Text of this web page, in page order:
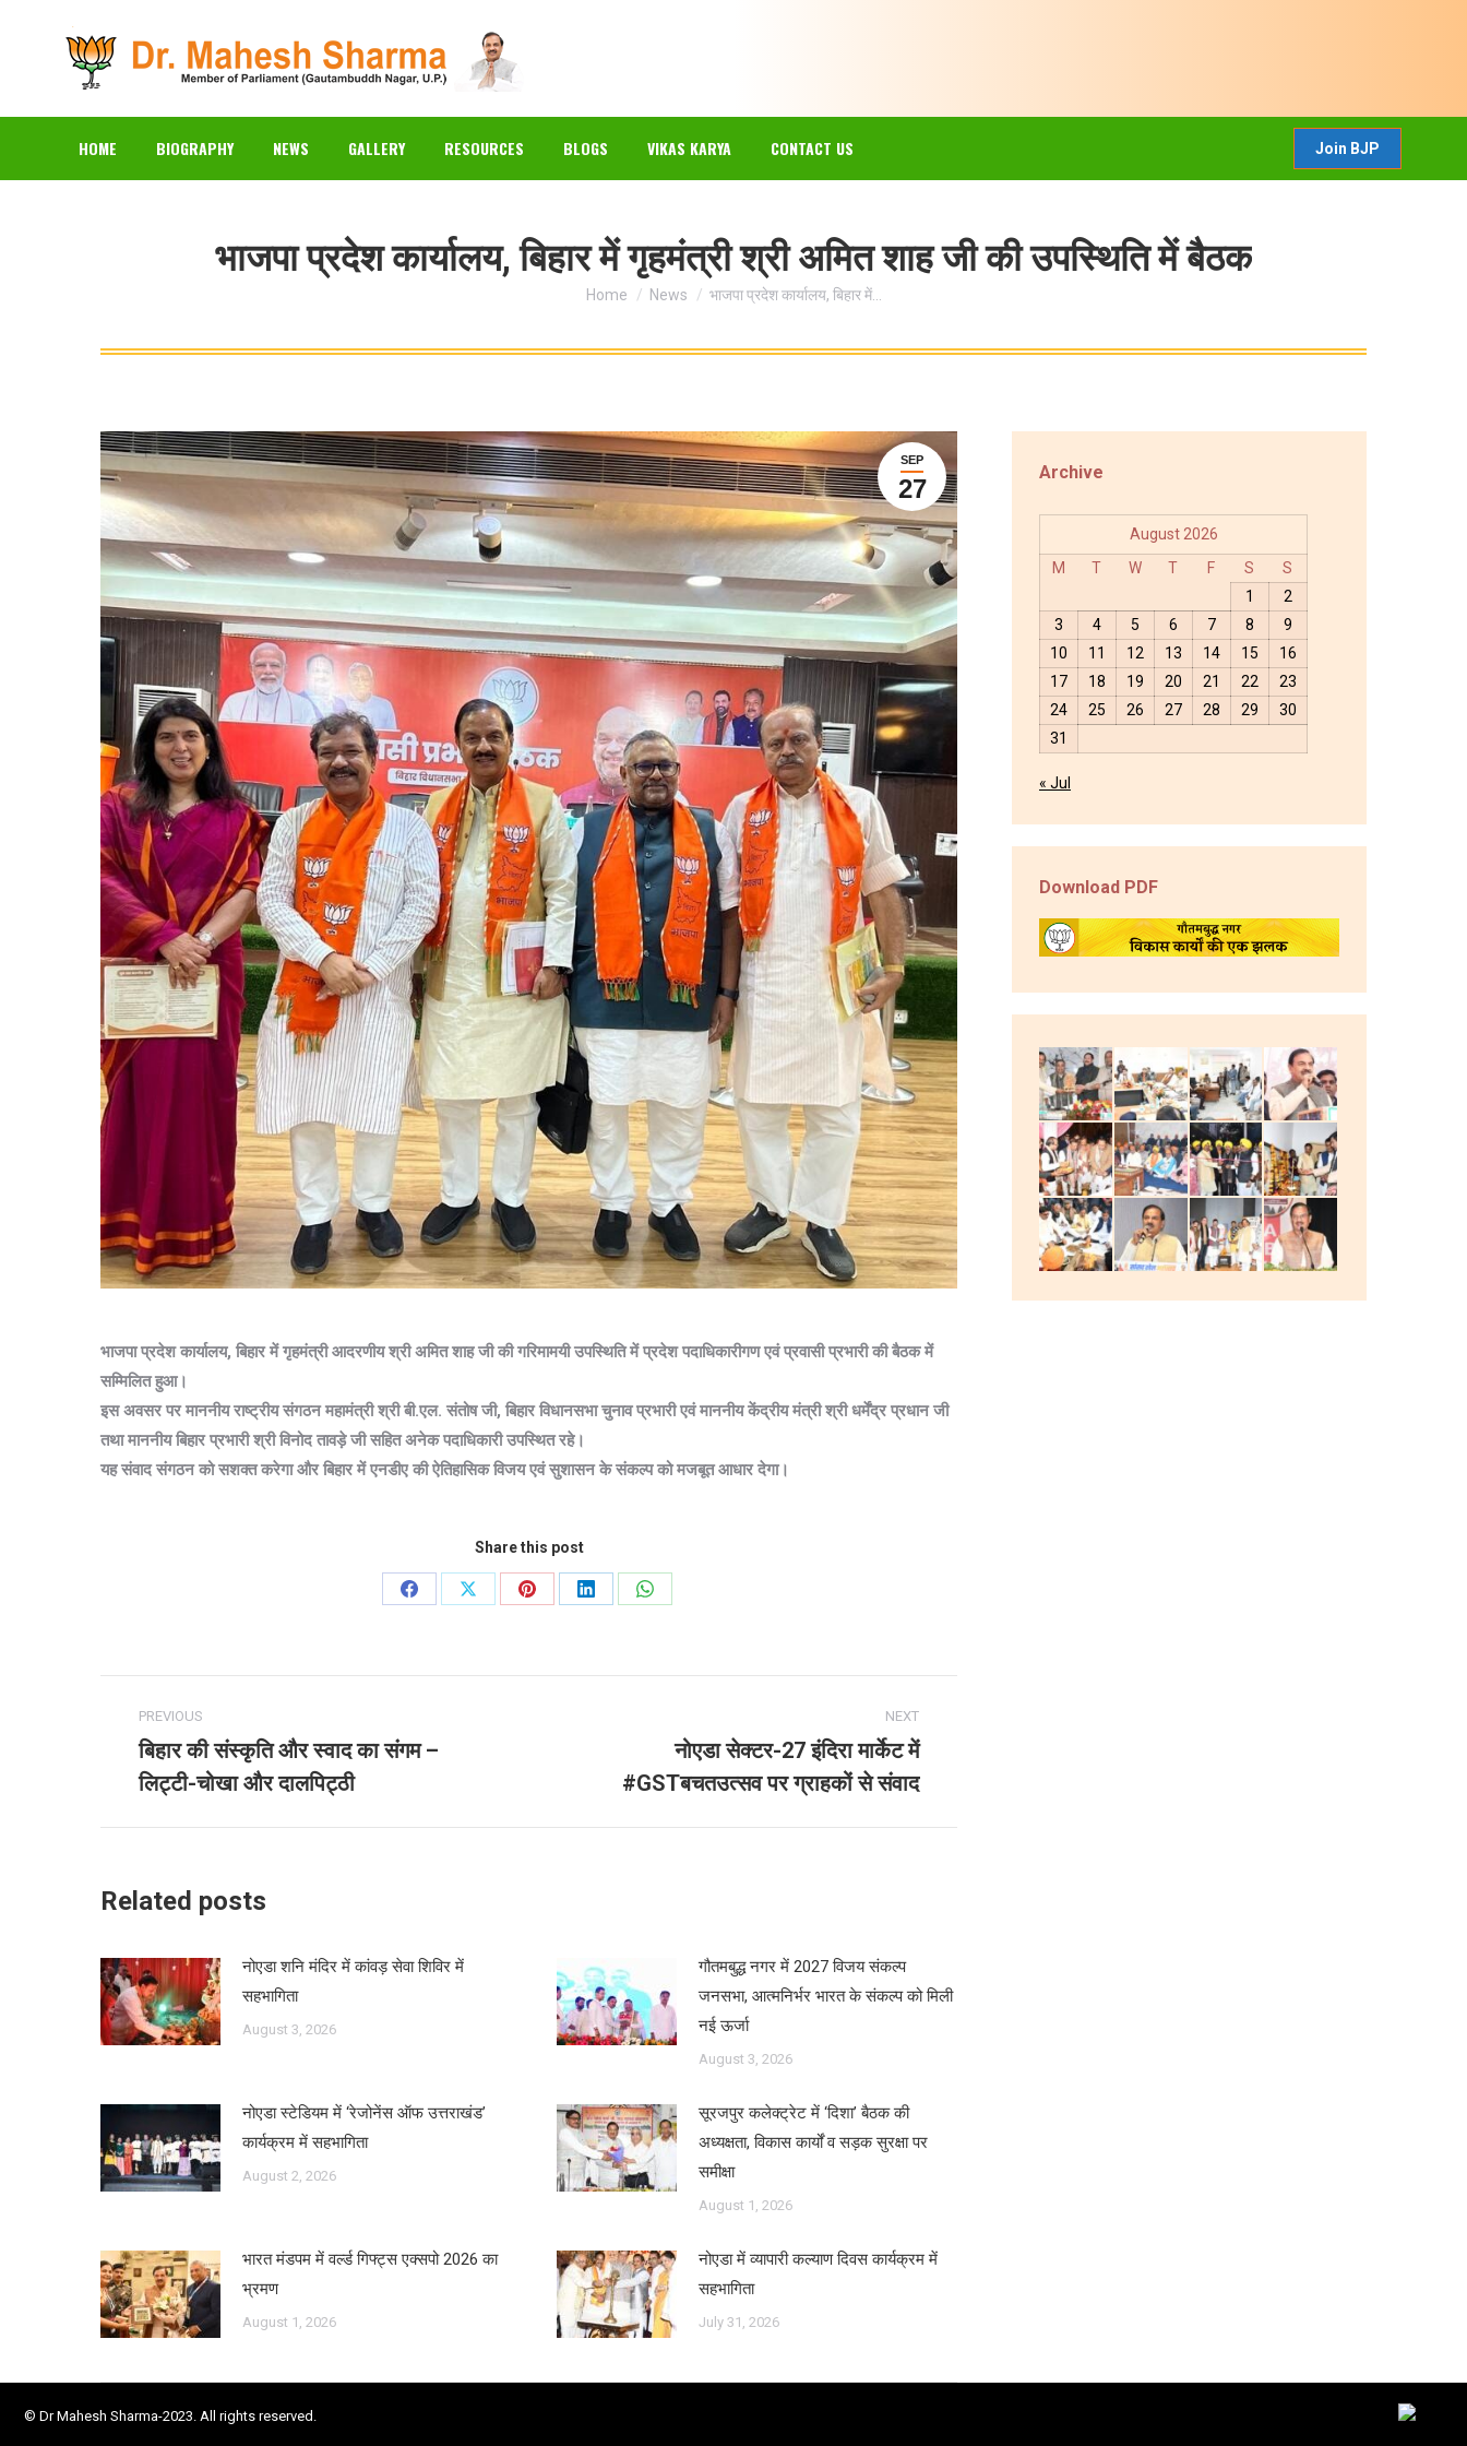
HOME BIOGRAPHY NEWS GALLERY RESOURCES BLOGS VIKAS KARYA CONTACT US Join BJP
भाजपा प्रदेश कार्यालय, बिहार में गृहमंत्री श्री अमित शाह जी की उपस्थिति में बैठक
You are here:
Home News भाजपा प्रदेश कार्यालय, बिहार में…
SEP
27
भाजपा प्रदेश कार्यालय, बिहार में गृहमंत्री आदरणीय श्री अमित शाह जी की गरिमामयी उपस्थिति में प्रदेश पदाधिकारीगण एवं प्रवासी प्रभारी की बैठक में
सम्मिलित हुआ।
इस अवसर पर माननीय राष्ट्रीय संगठन महामंत्री श्री बी.एल. संतोष जी, बिहार विधानसभा चुनाव प्रभारी एवं माननीय केंद्रीय मंत्री श्री धर्मेंद्र प्रधान जी
तथा माननीय बिहार प्रभारी श्री विनोद तावड़े जी सहित अनेक पदाधिकारी उपस्थित रहे।
यह संवाद संगठन को सशक्त करेगा और बिहार में एनडीए की ऐतिहासिक विजय एवं सुशासन के संकल्प को मजबूत आधार देगा।
Share this post
Share
Share
Share
Share
Share
navigation
PREVIOUS
Previous
post:
बिहार की संस्कृति और स्वाद का संगम –
लिट्टी-चोखा और दालपिट्ठी
NEXT
नोएडा सेक्टर-27 इंदिरा मार्केट में
#GSTबचतउत्सव पर ग्राहकों से संवाद
Related posts
नोएडा शनि मंदिर में कांवड़ सेवा शिविर में
सहभागिता
August 3, 2026
गौतमबुद्ध नगर में 2027 विजय संकल्प
जनसभा, आत्मनिर्भर भारत के संकल्प को मिली
नई ऊर्जा
August 3, 2026
नोएडा स्टेडियम में ‘रेजोनेंस ऑफ उत्तराखंड’
कार्यक्रम में सहभागिता
August 2, 2026
सूरजपुर कलेक्ट्रेट में ‘दिशा’ बैठक की
अध्यक्षता, विकास कार्यों व सड़क सुरक्षा पर
समीक्षा
August 1, 2026
भारत मंडपम में वर्ल्ड गिफ्ट्स एक्सपो 2026 का
भ्रमण
August 1, 2026
नोएडा में व्यापारी कल्याण दिवस कार्यक्रम में
सहभागिता
July 31, 2026
Archive
August 2026
M
T W T F S
S
1
2
3
4 5 6 7 8
9
10
11 12 13 14 15
16
17
18 19 20 21 22
23
24
25 26 27 28 29
30
31
« Jul
Download PDF
© Dr Mahesh Sharma-2023. All rights reserved.
NEWS